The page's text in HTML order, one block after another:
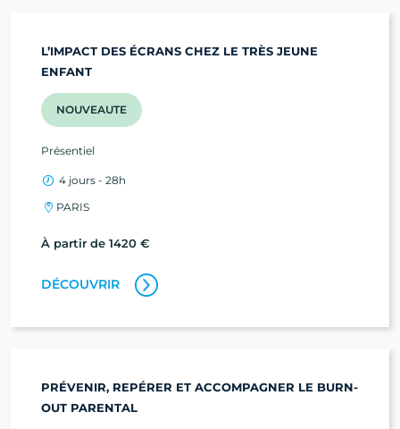
L’IMPACT DES ÉCRANS CHEZ LE TRÈS JEUNE
ENFANT
NOUVEAUTE
Présentiel
4 jours - 28h
PARIS
À partir de 1420 €
DÉCOUVRIR
PRÉVENIR, REPÉRER ET ACCOMPAGNER LE BURN-
OUT PARENTAL